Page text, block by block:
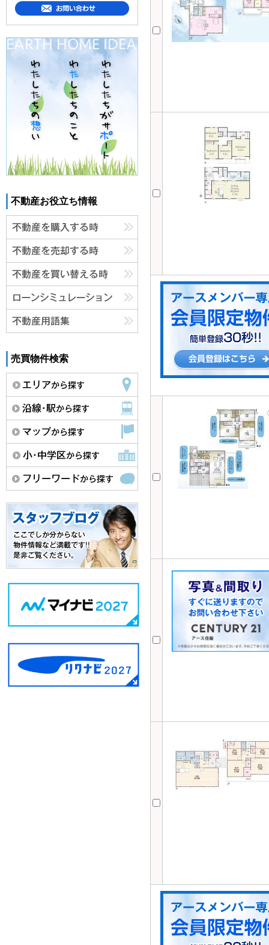
不動産お役立ち情報
売買物件検索